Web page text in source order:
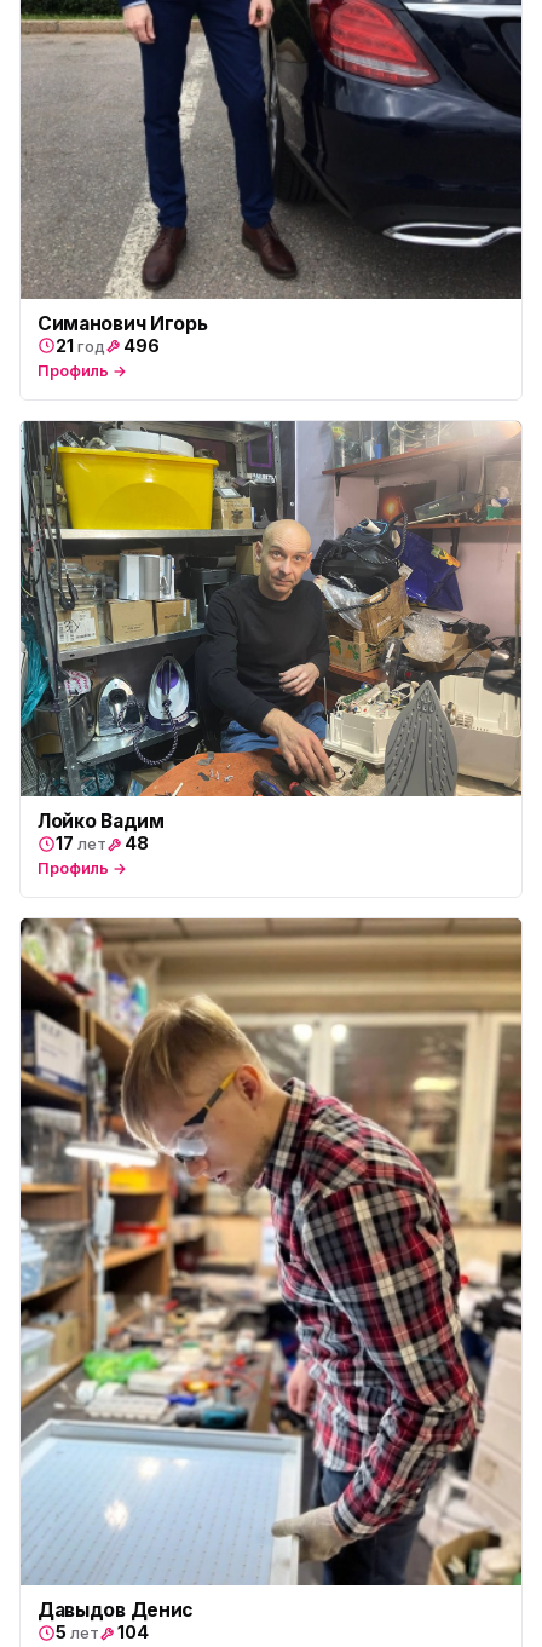
Симанович Игорь
21 год 496
Профиль →
Лойко Вадим
17 лет 48
Профиль →
Давыдов Денис
5 лет 104